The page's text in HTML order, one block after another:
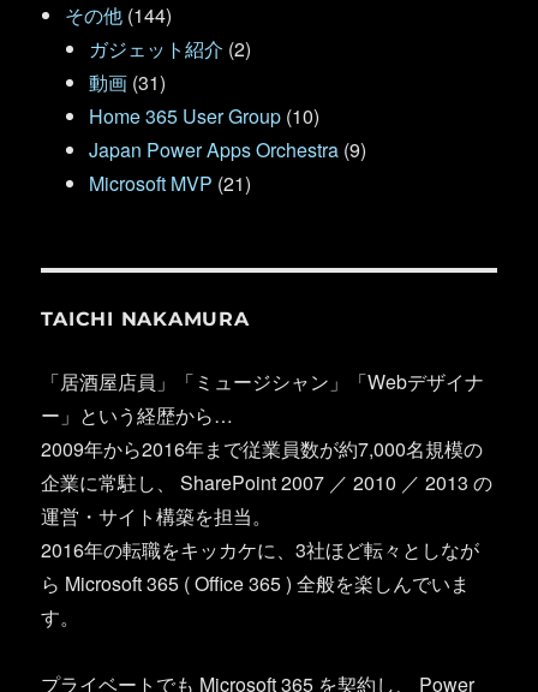
その他 (144)
ガジェット紹介 (2)
動画 (31)
Home 365 User Group (10)
Japan Power Apps Orchestra (9)
Microsoft MVP (21)
TAICHI NAKAMURA
「居酒屋店員」「ミュージシャン」「Webデザイナ
ー」という経歴から…
2009年から2016年まで従業員数が約7,000名規模の
企業に常駐し、 SharePoint 2007 ／ 2010 ／ 2013 の
運営・サイト構築を担当。
2016年の転職をキッカケに、3社ほど転々としなが
ら Microsoft 365 ( Office 365 ) 全般を楽しんでいま
す。
プライベートでも Microsoft 365 を契約し、 Power